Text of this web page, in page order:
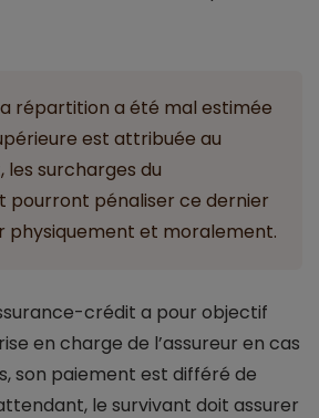
répartition a été mal estimée
est attribuée au
surcharges du
pourront pénaliser ce dernier
physiquement et moralement.
crédit a pour objectif
en charge de l’assureur en cas
son paiement est différé de
le survivant doit assurer